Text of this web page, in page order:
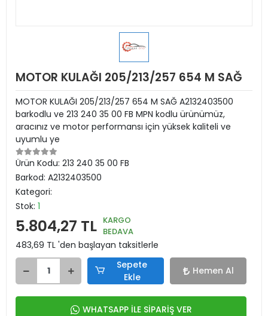
MOTOR KULAĞI 205/213/257 654 M SAĞ
MOTOR KULAĞI 205/213/257 654 M SAĞ A2132403500
barkodlu ve 213 240 35 00 FB MPN kodlu ürünümüz,
aracınız ve motor performansı için yüksek kaliteli ve
uyumlu ye
Ürün Kodu: 213 240 35 00 FB
Barkod: A2132403500
Kategori:
Stok: 1
5.804,27 TL KARGO
BEDAVA
483,69 TL 'den başlayan taksitlerle
Sepete
Ekle
Hemen Al
WHATSAPP İLE SİPARİŞ VER